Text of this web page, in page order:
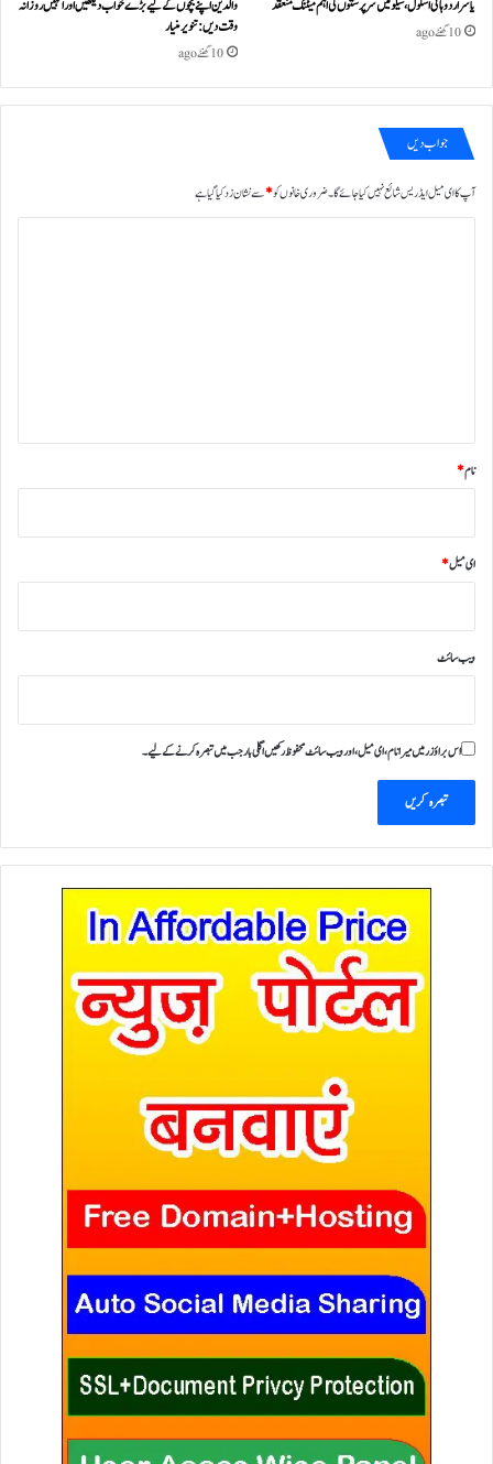
یاسر اردو ہائی اسکول، سیلو میں سرپرستوں کی اہم میٹنگ منعقد
10 گھنٹے ago
والدین اپنے بچوں کے لیے بڑے خواب دیکھیں اور انہیں روزانہ
وقت دیں : تنویر منیار
10 گھنٹے ago
جواب دیں
آپ کا ای میل ایڈریس شائع نہیں کیا جائے گا۔ضروری خانوں کو*سے نشان زد کیا گیا ہے
نام*
ای میل*
ویب‌ سائٹ
اس براؤزر میں میرا نام، ای میل، اور ویب سائٹ محفوظ رکھیں اگلی بار جب میں تبصرہ کرنے کےلیے۔